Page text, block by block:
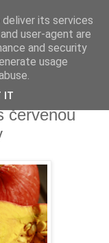
červenou
its services
user-agent are
and security
usage
IT